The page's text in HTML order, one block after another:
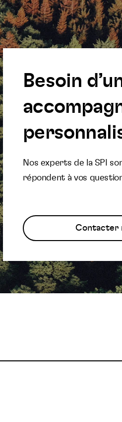
Besoin
Nos experts de la SPI
répondent à vos
Contacter